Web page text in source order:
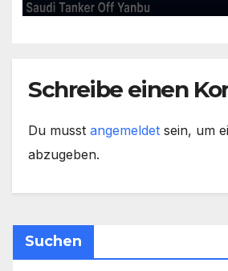
Schreibe einen
Du musst angemeldet sein, um
abzugeben.
Suchen